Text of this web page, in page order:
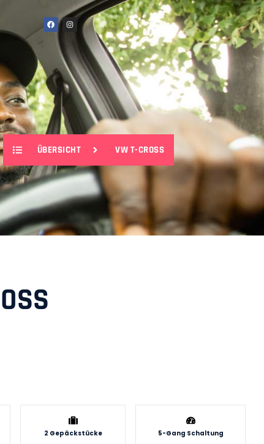
ÜBERSICHT VW T-CROSS
2 Gepäckstücke 5-Gang Schaltung